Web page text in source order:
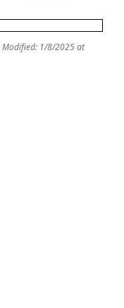
Modified: 1/8/2025 at